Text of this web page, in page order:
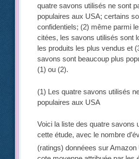
quatre savons utilisés ne sont
populaires aux USA; certains
confidentiels; (2) même parmi
citées, les savons utilisés sont
les produits les plus vendus et
savons sont beaucoup plus
(1) ou (2).
(1) Les quatre savons utilisés
populaires aux USA
Voici la liste des quatre savons
cette étude, avec le nombre
(ratings) donnéees sur Amazon